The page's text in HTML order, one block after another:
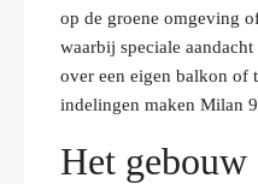
op de groene omgeving
waarbij speciale
over een eigen balkon of
indelingen maken Milan
Het